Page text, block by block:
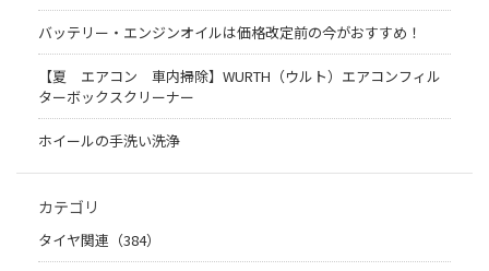
バッテリー・エンジンオイルは価格改定前の今がおすすめ！
【夏 エアコン 車内掃除】WURTH（ウルト）エアコンフィル
ターボックスクリーナー
ホイールの手洗い洗浄
カテゴリ
タイヤ関連（384）